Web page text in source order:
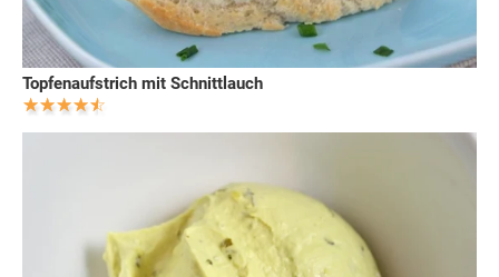
Topfenaufstrich mit Schnittlauch